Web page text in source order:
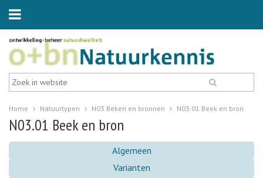
Home Natuurtypen N03 Beken en bronnen N03.01 Beek en bron
N03.01 Beek en bron
Algemeen
Varianten